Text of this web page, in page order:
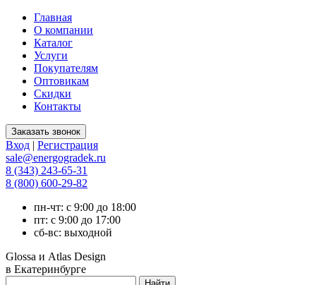
Главная
О компании
Каталог
Услуги
Покупателям
Оптовикам
Скидки
Контакты
Вход | Регистрация
sale@energogradek.ru
8 (343) 243-65-31
8 (800) 600-29-82
пн-чт: с 9:00 до 18:00
пт: с 9:00 до 17:00
сб-вс: выходной
Glossa и Atlas Design
в Екатеринбурге